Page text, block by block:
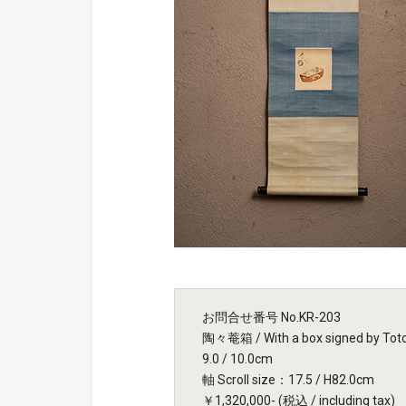
お問合せ番号 No.KR-203
陶々菴箱 / With a box signed by
9.0 / 10.0cm
軸 Scroll size：17.5 / H82.0cm
￥1,320,000- (税込 / including tax)